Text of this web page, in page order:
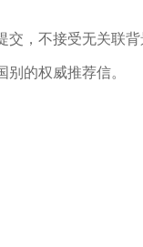
，不接受无关联背
的权威推荐信。